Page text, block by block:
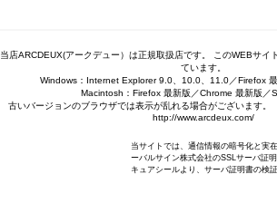
当店ARCDEUX(アークデュー）は正規取扱店です。 このWEBサイ
ています。
Windows：Internet Explorer 9.0、10.0、11.0／Firefox
Macintosh：Firefox 最新版／Chrome 最新版／
古いバージョンのブラウザでは表示が乱れる場合がございます
http://www.arcdeux.com/
当サイトでは、通信情報の暗号化と実
ーバルサイン株式会社のSSLサーバ証
キュアシールより、サーバ証明書の検